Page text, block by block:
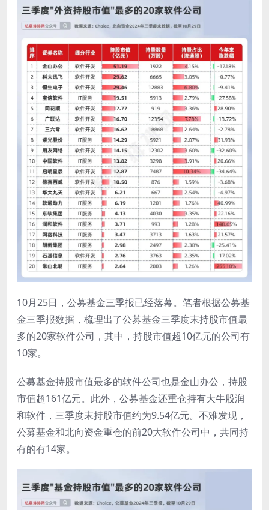
10月25日，公募基金三季报已经落幕。笔者根据公募基
金三季报数据，梳理出了公募基金三季度末持股市值最
多的20家软件公司，其中，持股市值超10亿元的公司有
10家。
公募基金持股市值最多的软件公司也是金山办公，持股
市值超161亿元。此外，公募基金还重仓持有大牛股润
和软件，三季度末持股市值约为9.54亿元。不难发现，
公募基金和北向资金重仓的前20大软件公司中，共同持
有的有14家。